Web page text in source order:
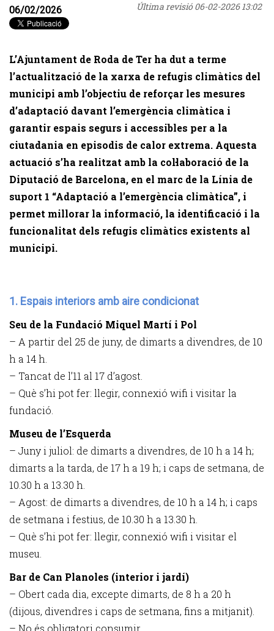
Última revisió06-02-2026 13:02
06/02/2026
L’Ajuntament de Roda de Ter ha dut a terme
l’actualització de la xarxa de refugis climàtics del
municipi amb l’objectiu de reforçar les mesures
d’adaptació davant l’emergència climàtica i
garantir espais segurs i accessibles per a la
ciutadania en episodis de calor extrema. Aquesta
actuació s’ha realitzat amb la col·laboració de la
Diputació de Barcelona, en el marc de la Línia de
suport 1 “Adaptació a l’emergència climàtica”, i
permet millorar la informació, la identificació i la
funcionalitat dels refugis climàtics existents al
municipi.
1. Espais interiors amb aire condicionat
Seu de la Fundació Miquel Martí i Pol
– A partir del 25 de juny, de dimarts a divendres, de 10
h a 14 h.
– Tancat de l’11 al 17 d’agost.
– Què s’hi pot fer: llegir, connexió wifi i visitar la
fundació.
Museu de l’Esquerda
– Juny i juliol: de dimarts a divendres, de 10 h a 14 h;
dimarts a la tarda, de 17 h a 19 h; i caps de setmana, de
10.30 h a 13.30 h.
– Agost: de dimarts a divendres, de 10 h a 14 h; i caps
de setmana i festius, de 10.30 h a 13.30 h.
– Què s’hi pot fer: llegir, connexió wifi i visitar el
museu.
Bar de Can Planoles (interior i jardí)
– Obert cada dia, excepte dimarts, de 8 h a 20 h
(dijous, divendres i caps de setmana, fins a mitjanit).
– No és obligatori consumir.